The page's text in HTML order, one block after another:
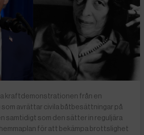
kraftdemonstrationen från en
som avrättar civila båtbesättningar på
samtidigt som den sätter in reguljära
för att bekämpa brottslighet